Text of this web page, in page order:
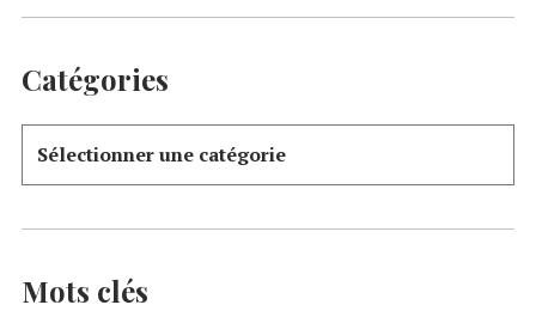
Catégories
Mots clés